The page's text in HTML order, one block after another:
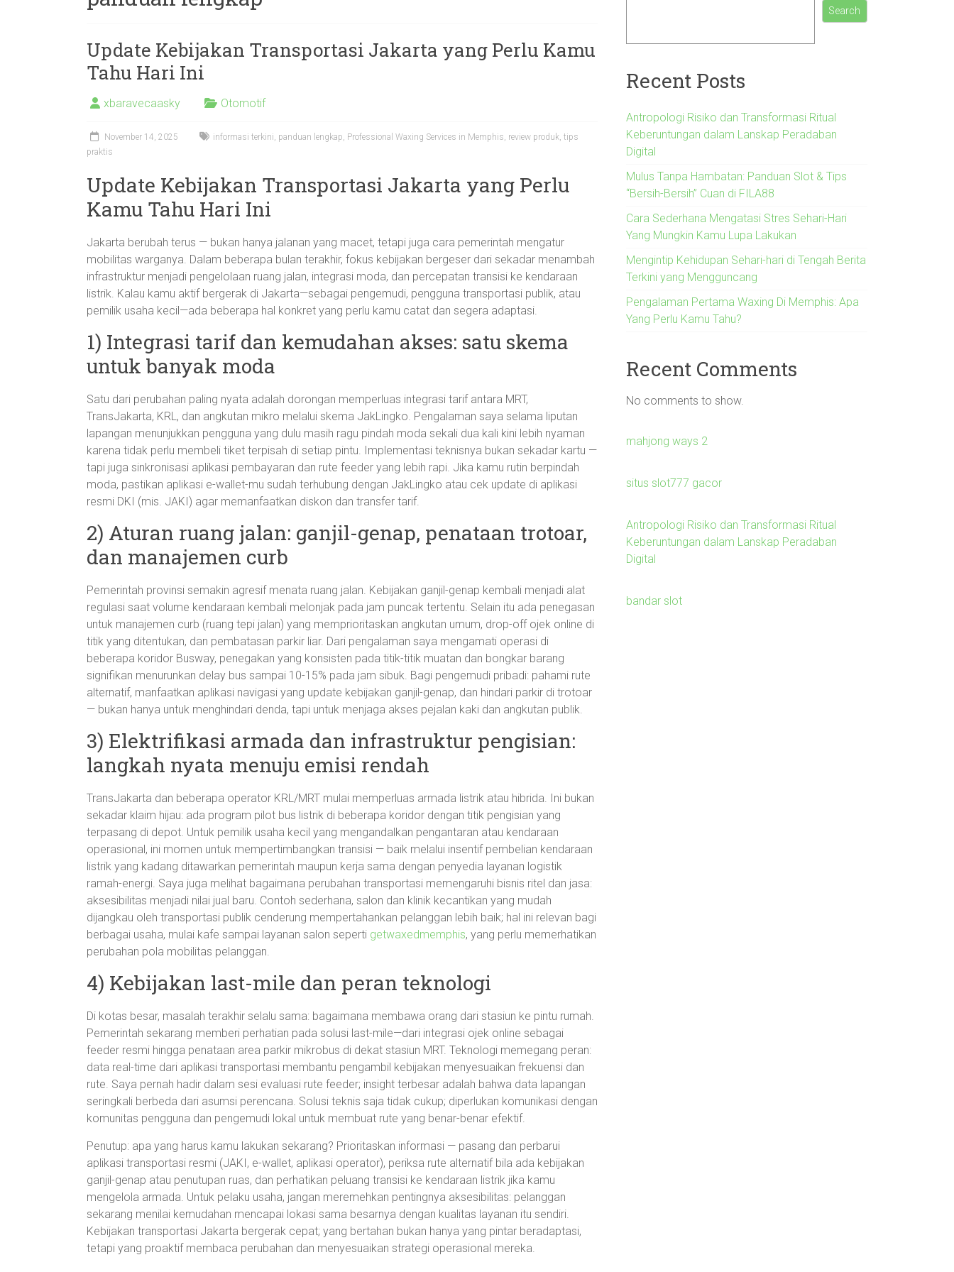
Update Kebijakan Transportasi Jakarta yang Perlu Kamu
Tahu Hari Ini
xbaravecaasky Otomotif
November 14, 2025 informasi terkini, panduan lengkap, Professional Waxing Services in Memphis, review produk, tips
praktis
Update Kebijakan Transportasi Jakarta yang Perlu
Kamu Tahu Hari Ini
Jakarta berubah terus — bukan hanya jalanan yang macet, tetapi juga cara pemerintah mengatur
mobilitas warganya. Dalam beberapa bulan terakhir, fokus kebijakan bergeser dari sekadar menambah
infrastruktur menjadi pengelolaan ruang jalan, integrasi moda, dan percepatan transisi ke kendaraan
listrik. Kalau kamu aktif bergerak di Jakarta—sebagai pengemudi, pengguna transportasi publik, atau
pemilik usaha kecil—ada beberapa hal konkret yang perlu kamu catat dan segera adaptasi.
1) Integrasi tarif dan kemudahan akses: satu skema
untuk banyak moda
Satu dari perubahan paling nyata adalah dorongan memperluas integrasi tarif antara MRT,
TransJakarta, KRL, dan angkutan mikro melalui skema JakLingko. Pengalaman saya selama liputan
lapangan menunjukkan pengguna yang dulu masih ragu pindah moda sekali dua kali kini lebih nyaman
karena tidak perlu membeli tiket terpisah di setiap pintu. Implementasi teknisnya bukan sekadar kartu —
tapi juga sinkronisasi aplikasi pembayaran dan rute feeder yang lebih rapi. Jika kamu rutin berpindah
moda, pastikan aplikasi e-wallet-mu sudah terhubung dengan JakLingko atau cek update di aplikasi
resmi DKI (mis. JAKI) agar memanfaatkan diskon dan transfer tarif.
2) Aturan ruang jalan: ganjil-genap, penataan trotoar,
dan manajemen curb
Pemerintah provinsi semakin agresif menata ruang jalan. Kebijakan ganjil-genap kembali menjadi alat
regulasi saat volume kendaraan kembali melonjak pada jam puncak tertentu. Selain itu ada penegasan
untuk manajemen curb (ruang tepi jalan) yang memprioritaskan angkutan umum, drop-off ojek online di
titik yang ditentukan, dan pembatasan parkir liar. Dari pengalaman saya mengamati operasi di
beberapa koridor Busway, penegakan yang konsisten pada titik-titik muatan dan bongkar barang
signifikan menurunkan delay bus sampai 10-15% pada jam sibuk. Bagi pengemudi pribadi: pahami rute
alternatif, manfaatkan aplikasi navigasi yang update kebijakan ganjil-genap, dan hindari parkir di trotoar
— bukan hanya untuk menghindari denda, tapi untuk menjaga akses pejalan kaki dan angkutan publik.
3) Elektrifikasi armada dan infrastruktur pengisian:
langkah nyata menuju emisi rendah
TransJakarta dan beberapa operator KRL/MRT mulai memperluas armada listrik atau hibrida. Ini bukan
sekadar klaim hijau: ada program pilot bus listrik di beberapa koridor dengan titik pengisian yang
terpasang di depot. Untuk pemilik usaha kecil yang mengandalkan pengantaran atau kendaraan
operasional, ini momen untuk mempertimbangkan transisi — baik melalui insentif pembelian kendaraan
listrik yang kadang ditawarkan pemerintah maupun kerja sama dengan penyedia layanan logistik
ramah-energi. Saya juga melihat bagaimana perubahan transportasi memengaruhi bisnis ritel dan jasa:
aksesibilitas menjadi nilai jual baru. Contoh sederhana, salon dan klinik kecantikan yang mudah
dijangkau oleh transportasi publik cenderung mempertahankan pelanggan lebih baik; hal ini relevan bagi
berbagai usaha, mulai kafe sampai layanan salon seperti getwaxedmemphis, yang perlu memerhatikan
perubahan pola mobilitas pelanggan.
4) Kebijakan last-mile dan peran teknologi
Di kotas besar, masalah terakhir selalu sama: bagaimana membawa orang dari stasiun ke pintu rumah.
Pemerintah sekarang memberi perhatian pada solusi last-mile—dari integrasi ojek online sebagai
feeder resmi hingga penataan area parkir mikrobus di dekat stasiun MRT. Teknologi memegang peran:
data real-time dari aplikasi transportasi membantu pengambil kebijakan menyesuaikan frekuensi dan
rute. Saya pernah hadir dalam sesi evaluasi rute feeder; insight terbesar adalah bahwa data lapangan
seringkali berbeda dari asumsi perencana. Solusi teknis saja tidak cukup; diperlukan komunikasi dengan
komunitas pengguna dan pengemudi lokal untuk membuat rute yang benar-benar efektif.
Penutup: apa yang harus kamu lakukan sekarang? Prioritaskan informasi — pasang dan perbarui
aplikasi transportasi resmi (JAKI, e-wallet, aplikasi operator), periksa rute alternatif bila ada kebijakan
ganjil-genap atau penutupan ruas, dan perhatikan peluang transisi ke kendaraan listrik jika kamu
mengelola armada. Untuk pelaku usaha, jangan meremehkan pentingnya aksesibilitas: pelanggan
sekarang menilai kemudahan mencapai lokasi sama besarnya dengan kualitas layanan itu sendiri.
Kebijakan transportasi Jakarta bergerak cepat; yang bertahan bukan hanya yang pintar beradaptasi,
tetapi yang proaktif membaca perubahan dan menyesuaikan strategi operasional mereka.
Search
Recent Posts
Antropologi Risiko dan Transformasi Ritual
Keberuntungan dalam Lanskap Peradaban
Digital
Mulus Tanpa Hambatan: Panduan Slot & Tips
“Bersih-Bersih” Cuan di FILA88
Cara Sederhana Mengatasi Stres Sehari-Hari
Yang Mungkin Kamu Lupa Lakukan
Mengintip Kehidupan Sehari-hari di Tengah Berita
Terkini yang Mengguncang
Pengalaman Pertama Waxing Di Memphis: Apa
Yang Perlu Kamu Tahu?
Recent Comments
No comments to show.
mahjong ways 2
situs slot777 gacor
Antropologi Risiko dan Transformasi Ritual
Keberuntungan dalam Lanskap Peradaban
Digital
bandar slot